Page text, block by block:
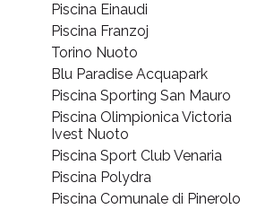
Piscina Einaudi
Piscina Franzoj
Torino Nuoto
Blu Paradise Acquapark
Piscina Sporting San Mauro
Piscina Olimpionica Victoria
Ivest Nuoto
Piscina Sport Club Venaria
Piscina Polydra
Piscina Comunale di Pinerolo